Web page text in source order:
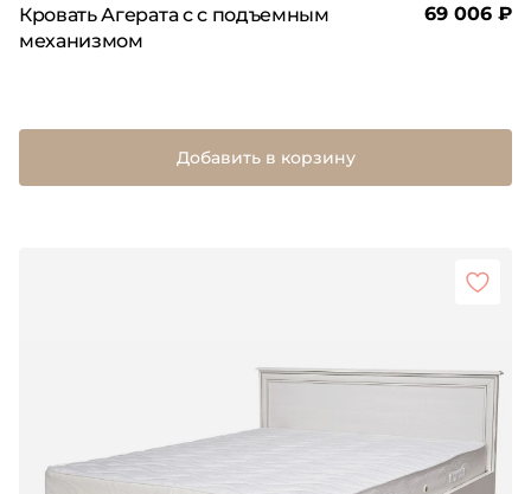
Кровать Агерата с с подъемным
механизмом
69 006 ₽
Добавить в корзину